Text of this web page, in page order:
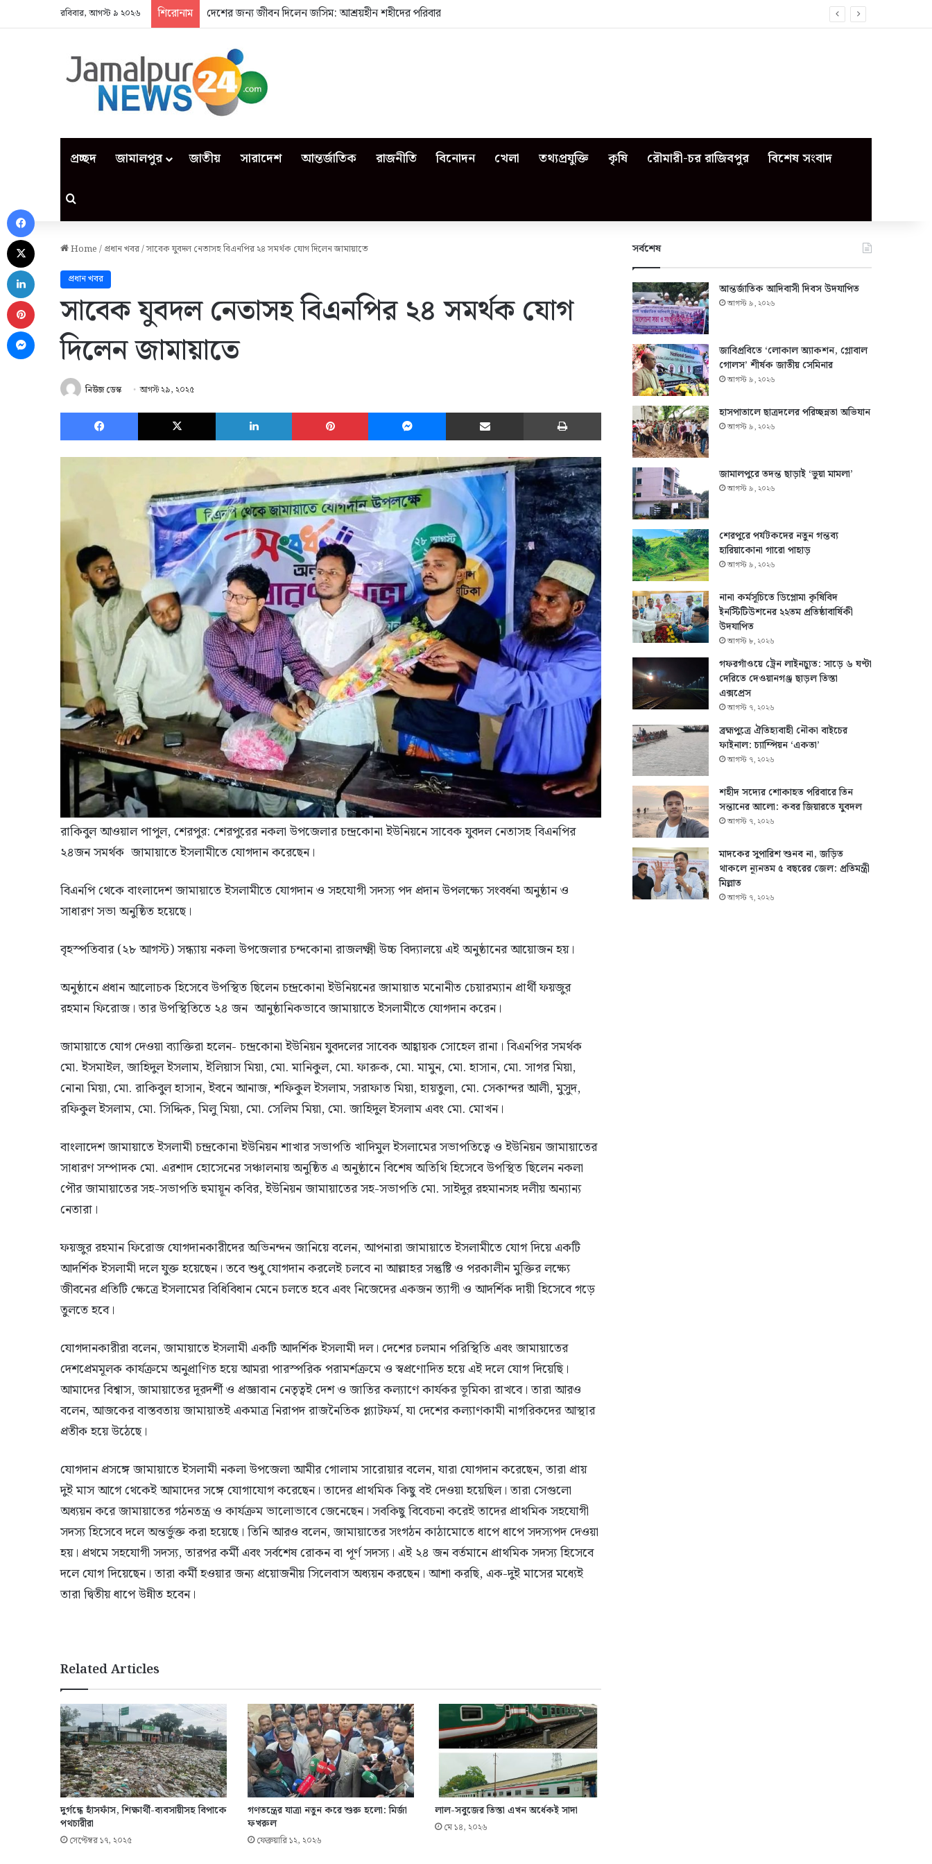
রবিবার, আগস্ট ৯ ২০২৬ শিরোনাম দেশের জন্য জীবন দিলেন জসিম: আশ্রয়হীন শহীদের পরিবার
প্রচ্ছদ জামালপুর জাতীয় সারাদেশ আন্তর্জাতিক রাজনীতি বিনোদন খেলা তথ্যপ্রযুক্তি কৃষি রৌমারী-চর রাজিবপুর বিশেষ সংবাদ
Search for
Home/প্রধান খবর/সাবেক যুবদল নেতাসহ বিএনপির ২৪ সমর্থক যোগ দিলেন জামায়াতে
প্রধান খবর
সাবেক যুবদল নেতাসহ বিএনপির ২৪ সমর্থক যোগ
দিলেন জামায়াতে
নিউজ ডেস্ক আগস্ট ২৯, ২০২৫
Facebook X LinkedIn Pinterest Messenger Share via Email Print
রাকিবুল আওয়াল পাপুল, শেরপুর: শেরপুরের নকলা উপজেলার চন্দ্রকোনা ইউনিয়নে সাবেক যুবদল নেতাসহ বিএনপির
২৪জন সমর্থক জামায়াতে ইসলামীতে যোগদান করেছেন।
বিএনপি থেকে বাংলাদেশ জামায়াতে ইসলামীতে যোগদান ও সহযোগী সদস্য পদ প্রদান উপলক্ষ্যে সংবর্ধনা অনুষ্ঠান ও
সাধারণ সভা অনুষ্ঠিত হয়েছে।
বৃহস্পতিবার (২৮ আগস্ট) সন্ধ্যায় নকলা উপজেলার চন্দকোনা রাজলক্ষ্মী উচ্চ বিদ্যালয়ে এই অনুষ্ঠানের আয়োজন হয়।
অনুষ্ঠানে প্রধান আলোচক হিসেবে উপস্থিত ছিলেন চন্দ্রকোনা ইউনিয়নের জামায়াত মনোনীত চেয়ারম্যান প্রার্থী ফয়জুর
রহমান ফিরোজ। তার উপস্থিতিতে ২৪ জন আনুষ্ঠানিকভাবে জামায়াতে ইসলামীতে যোগদান করেন।
জামায়াতে যোগ দেওয়া ব্যাক্তিরা হলেন- চন্দ্রকোনা ইউনিয়ন যুবদলের সাবেক আহ্বায়ক সোহেল রানা। বিএনপির সমর্থক
মো. ইসমাইল, জাহিদুল ইসলাম, ইলিয়াস মিয়া, মো. মানিকুল, মো. ফারুক, মো. মামুন, মো. হাসান, মো. সাগর মিয়া,
নোনা মিয়া, মো. রাকিবুল হাসান, ইবনে আনাজ, শফিকুল ইসলাম, সরাফাত মিয়া, হায়তুলা, মো. সেকান্দর আলী, মুসুদ,
রফিকুল ইসলাম, মো. সিদ্দিক, মিলু মিয়া, মো. সেলিম মিয়া, মো. জাহিদুল ইসলাম এবং মো. মোখন।
বাংলাদেশ জামায়াতে ইসলামী চন্দ্রকোনা ইউনিয়ন শাখার সভাপতি খাদিমুল ইসলামের সভাপতিত্বে ও ইউনিয়ন জামায়াতের
সাধারণ সম্পাদক মো. এরশাদ হোসেনের সঞ্চালনায় অনুষ্ঠিত এ অনুষ্ঠানে বিশেষ অতিথি হিসেবে উপস্থিত ছিলেন নকলা
পৌর জামায়াতের সহ-সভাপতি হুমায়ূন কবির, ইউনিয়ন জামায়াতের সহ-সভাপতি মো. সাইদুর রহমানসহ দলীয় অন্যান্য
নেতারা।
ফয়জুর রহমান ফিরোজ যোগদানকারীদের অভিনন্দন জানিয়ে বলেন, আপনারা জামায়াতে ইসলামীতে যোগ দিয়ে একটি
আদর্শিক ইসলামী দলে যুক্ত হয়েছেন। তবে শুধু যোগদান করলেই চলবে না আল্লাহর সন্তুষ্টি ও পরকালীন মুক্তির লক্ষ্যে
জীবনের প্রতিটি ক্ষেত্রে ইসলামের বিধিবিধান মেনে চলতে হবে এবং নিজেদের একজন ত্যাগী ও আদর্শিক দায়ী হিসেবে গড়ে
তুলতে হবে।
যোগদানকারীরা বলেন, জামায়াতে ইসলামী একটি আদর্শিক ইসলামী দল। দেশের চলমান পরিস্থিতি এবং জামায়াতের
দেশপ্রেমমূলক কার্যক্রমে অনুপ্রাণিত হয়ে আমরা পারস্পরিক পরামর্শক্রমে ও স্বপ্রণোদিত হয়ে এই দলে যোগ দিয়েছি।
আমাদের বিশ্বাস, জামায়াতের দূরদর্শী ও প্রজ্ঞাবান নেতৃত্বই দেশ ও জাতির কল্যাণে কার্যকর ভূমিকা রাখবে। তারা আরও
বলেন, আজকের বাস্তবতায় জামায়াতই একমাত্র নিরাপদ রাজনৈতিক প্ল্যাটফর্ম, যা দেশের কল্যাণকামী নাগরিকদের আস্থার
প্রতীক হয়ে উঠেছে।
যোগদান প্রসঙ্গে জামায়াতে ইসলামী নকলা উপজেলা আমীর গোলাম সারোয়ার বলেন, যারা যোগদান করেছেন, তারা প্রায়
দুই মাস আগে থেকেই আমাদের সঙ্গে যোগাযোগ করেছেন। তাদের প্রাথমিক কিছু বই দেওয়া হয়েছিল। তারা সেগুলো
অধ্যয়ন করে জামায়াতের গঠনতন্ত্র ও কার্যক্রম ভালোভাবে জেনেছেন। সবকিছু বিবেচনা করেই তাদের প্রাথমিক সহযোগী
সদস্য হিসেবে দলে অন্তর্ভুক্ত করা হয়েছে। তিনি আরও বলেন, জামায়াতের সংগঠন কাঠামোতে ধাপে ধাপে সদস্যপদ দেওয়া
হয়। প্রথমে সহযোগী সদস্য, তারপর কর্মী এবং সর্বশেষ রোকন বা পূর্ণ সদস্য। এই ২৪ জন বর্তমানে প্রাথমিক সদস্য হিসেবে
দলে যোগ দিয়েছেন। তারা কর্মী হওয়ার জন্য প্রয়োজনীয় সিলেবাস অধ্যয়ন করছেন। আশা করছি, এক-দুই মাসের মধ্যেই
তারা দ্বিতীয় ধাপে উন্নীত হবেন।
Related Articles
দুর্গন্ধে হাঁসফাঁস, শিক্ষার্থী-ব্যবসায়ীসহ বিপাকে
পথচারীরা
সেপ্টেম্বর ১৭, ২০২৫
গণতন্ত্রের যাত্রা নতুন করে শুরু হলো: মির্জা
ফখরুল
ফেব্রুয়ারি ১২, ২০২৬
লাল-সবুজের তিস্তা এখন অর্ধেকই সাদা
মে ১৪, ২০২৬
সর্বশেষ
আন্তর্জাতিক আদিবাসী দিবস উদযাপিত
আগস্ট ৯, ২০২৬
জাবিপ্রবিতে ‘লোকাল অ্যাকশন, গ্লোবাল
গোলস’ শীর্ষক জাতীয় সেমিনার
আগস্ট ৯, ২০২৬
হাসপাতালে ছাত্রদলের পরিচ্ছন্নতা অভিযান
আগস্ট ৯, ২০২৬
জামালপুরে তদন্ত ছাড়াই ‘ভুয়া মামলা’
আগস্ট ৯, ২০২৬
শেরপুরে পর্যটকদের নতুন গন্তব্য
হারিয়াকোনা গারো পাহাড়
আগস্ট ৯, ২০২৬
নানা কর্মসূচিতে ডিপ্লোমা কৃষিবিদ
ইনস্টিটিউশনের ২২তম প্রতিষ্ঠাবার্ষিকী
উদযাপিত
আগস্ট ৮, ২০২৬
গফরগাঁওয়ে ট্রেন লাইনচ্যুত: সাড়ে ৬ ঘণ্টা
দেরিতে দেওয়ানগঞ্জ ছাড়ল তিস্তা
এক্সপ্রেস
আগস্ট ৭, ২০২৬
ব্রহ্মপুত্রে ঐতিহ্যবাহী নৌকা বাইচের
ফাইনাল: চ্যাম্পিয়ন ‘একতা’
আগস্ট ৭, ২০২৬
শহীদ সদ্যের শোকাহত পরিবারে তিন
সন্তানের আলো: কবর জিয়ারতে যুবদল
আগস্ট ৭, ২০২৬
মাদকের সুপারিশ শুনব না, জড়িত
থাকলে ন্যূনতম ৫ বছরের জেল: প্রতিমন্ত্রী
মিল্লাত
আগস্ট ৭, ২০২৬
Facebook
LinkedIn
Pinterest
Messenger